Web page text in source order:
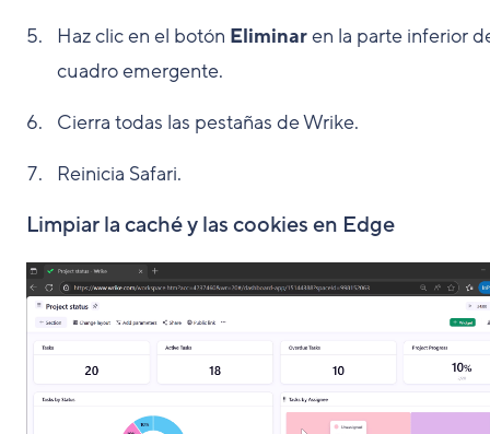
Haz clic en el botón Eliminaren la parte inferior
cuadro emergente.
Cierra todas las pestañas de Wrike.
Reinicia Safari.
Limpiar la caché y las cookies en Edge